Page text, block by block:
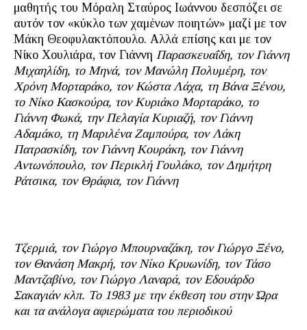
μαθητής του Μόραλη Σταύρος Ιωάννου δεσπόζει σε
αυτόν τον «κύκλο των χαμένων ποιητών» μαζί με τον
Μάκη Θεοφυλακτόπουλο. Αλλά επίσης και με τον
Νίκο Χουλιάρα, τον Γιάννη Παρασκευαΐδη, τον Γιάννη
Μιχαηλίδη, το Μηνά, τον Μανώλη Πολυμέρη, τον
Χρόνη Μορταράκο, τον Κώστα Λάχα, τη Βάνα Ξένου,
το Νίκο Κασκούρα, τον Κυριάκο Μορταράκο, το
Γιάννη Φωκά, την Πελαγία Κυριαζή, τον Γιάννη
Αδαμάκο, τη Μαριλένα Ζαμπούρα, τον Λάκη
Πατρασκίδη, τον Γιάννη Κουράκη, τον Γιάννη
Αντωνόπουλο, τον Περικλή Γουλάκο, τον Δημήτρη
Ράτσικα, τον Θράφια, τον Γιάννη
Τζερμιά, τον Γιώργο Μπουρναζάκη, τον Γιώργο Ξένο,
τον Θανάση Μακρή, τον Νίκο Κρυωνίδη, τον Τάσο
Μαντζαβίνο, τον Γιώργο Λαναρά, τον Εδουάρδο
Σακαγιάν κλπ. Το 1983 με την έκθεση του στην Ώρα
και τα ανάλογα αφιερώματα του περιοδικού